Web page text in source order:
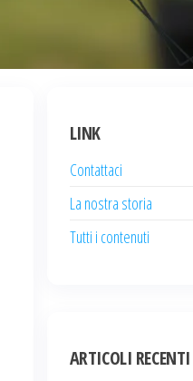
LINK
Contattaci
La nostra storia
Tutti i contenuti
ARTICOLI RECENTI